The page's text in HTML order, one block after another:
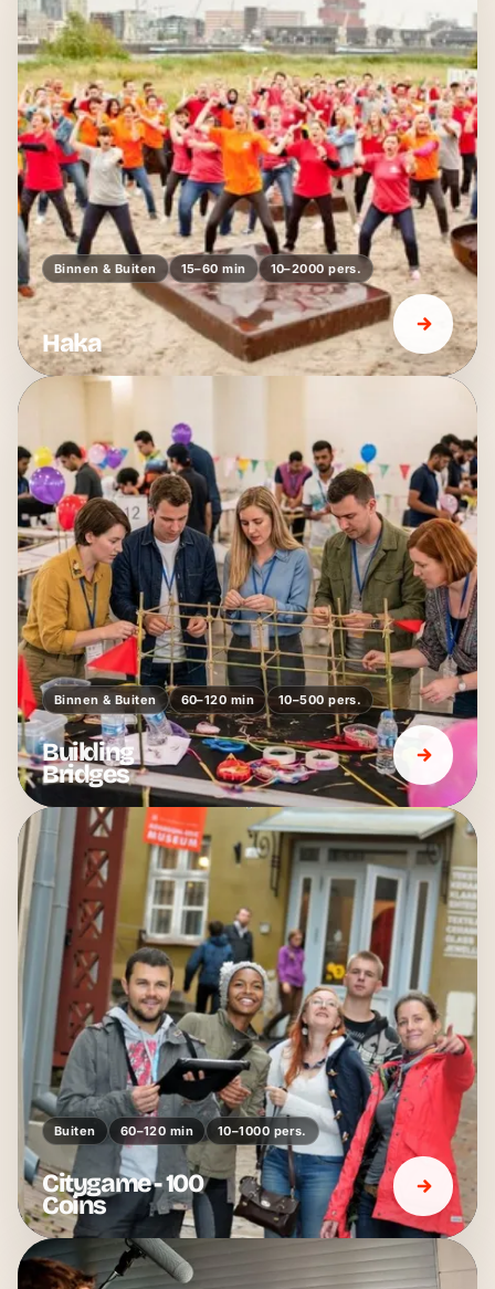
Binnen & Buiten 15–60 min 10–2000 pers.
Haka
Binnen & Buiten 60–120 min 10–500 pers.
Building
Bridges
Buiten 60–120 min 10–1000 pers.
Citygame - 100
Coins